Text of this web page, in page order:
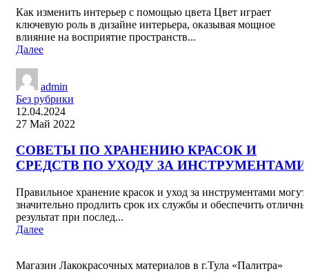
Как изменить интерьер с помощью цвета Цвет играет
ключевую роль в дизайне интерьера, оказывая мощное
влияние на восприятие пространств...
Далее
admin
Без рубрики
12.04.2024
27 Май 2022
СОВЕТЫ ПО ХРАНЕНИЮ КРАСОК И
СРЕДСТВ ПО УХОДУ ЗА ИНСТРУМЕНТАМИ
Правильное хранение красок и уход за инструментами могут
значительно продлить срок их службы и обеспечить
результат при послед...
Далее
Магазин Лакокрасочных материалов в г.Тула «Палитра»